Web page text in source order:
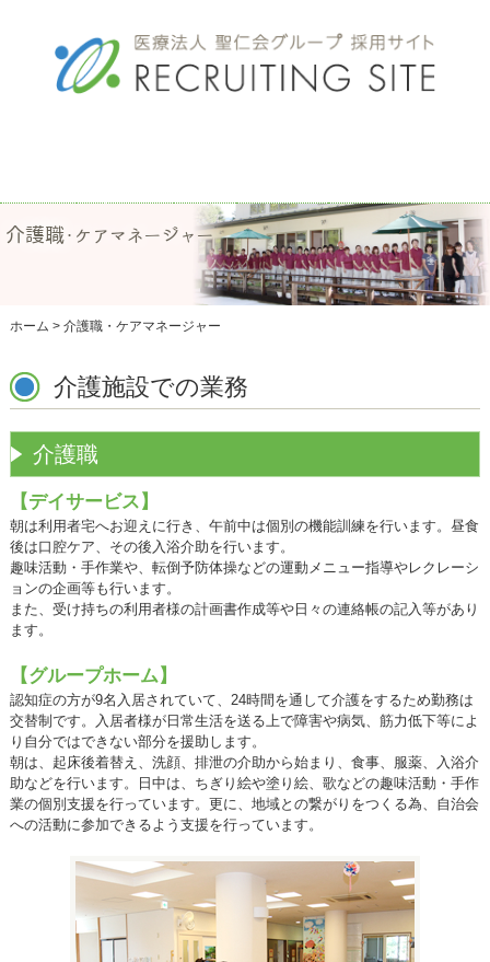
HOME
ト
OFFICE
RECRUIT
ー・
資料
請求
ENTRY
セス
ACCESS
介護職・ケアマネージャー
ホーム > 介護職・ケアマネージャー
介護施設での業務
介護職
【デイサービス】
朝は利用者宅へお迎えに行き、午前中は個別の機能訓練を行います。昼食
後は口腔ケア、その後入浴介助を行います。
趣味活動・手作業や、転倒予防体操などの運動メニュー指導やレクレーシ
ョンの企画等も行います。
また、受け持ちの利用者様の計画書作成等や日々の連絡帳の記入等があり
ます。
【グループホーム】
認知症の方が9名入居されていて、24時間を通して介護をするため勤務は
交替制です。入居者様が日常生活を送る上で障害や病気、筋力低下等によ
り自分ではできない部分を援助します。
朝は、起床後着替え、洗顔、排泄の介助から始まり、食事、服薬、入浴介
助などを行います。日中は、ちぎり絵や塗り絵、歌などの趣味活動・手作
業の個別支援を行っています。更に、地域との繋がりをつくる為、自治会
への活動に参加できるよう支援を行っています。